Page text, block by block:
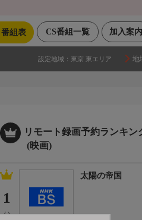
加入案内
CS番組一覧
番組表
設定地域： 東京 東エリア 地
リモート録画予約ランキン
(映画)
1
(-)
太陽の帝国